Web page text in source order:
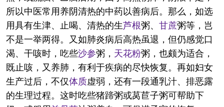
所以中医常用养阴清热的中药以善病后。那么，如选
用具有生津、止喝、清热的生芦根粥、 甘蔗粥等，岂
不是一举两得。又如肺炎病后高热虽退，但仍感觉口
渴、干咳时，吃些沙参粥， 天花粉粥，也颇为适合，
既止咳，又养肺，有利于疾病的尽快恢复。再如妇女
生产过后，不仅体质虚弱，还有一段通乳汁、排恶露
的生理过程。这时吃些猪蹄粥或莴苣子粥可帮助下